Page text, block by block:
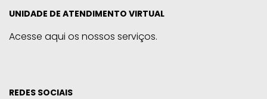
UNIDADE DE ATENDIMENTO VIRTUAL
Acesse aqui os nossos serviços.
REDES SOCIAIS